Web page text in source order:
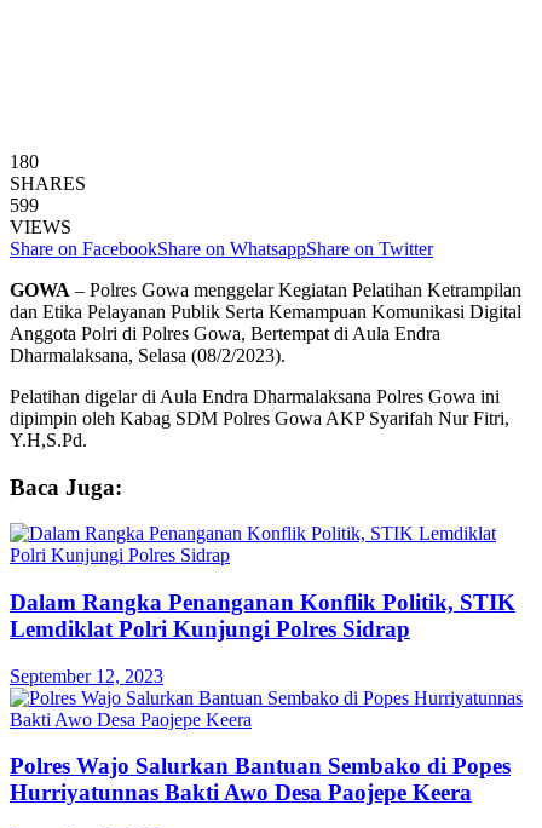
180
SHARES
599
VIEWS
Share on FacebookShare on WhatsappShare on Twitter
GOWA – Polres Gowa menggelar Kegiatan Pelatihan Ketrampilan
dan Etika Pelayanan Publik Serta Kemampuan Komunikasi Digital
Anggota Polri di Polres Gowa, Bertempat di Aula Endra
Dharmalaksana, Selasa (08/2/2023).
Pelatihan digelar di Aula Endra Dharmalaksana Polres Gowa ini
dipimpin oleh Kabag SDM Polres Gowa AKP Syarifah Nur Fitri,
Y.H,S.Pd.
Baca Juga:
Dalam Rangka Penanganan Konflik Politik, STIK
Lemdiklat Polri Kunjungi Polres Sidrap
September 12, 2023
Polres Wajo Salurkan Bantuan Sembako di Popes
Hurriyatunnas Bakti Awo Desa Paojepe Keera